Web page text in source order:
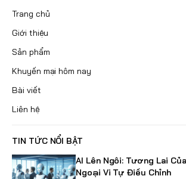
Trang chủ
Giới thiệu
Sản phẩm
Khuyến mại hôm nay
Bài viết
Liên hệ
TIN TỨC NỔI BẬT
AI Lên Ngôi: Tương Lai
Ngoại Vi Tự Điều Chỉnh